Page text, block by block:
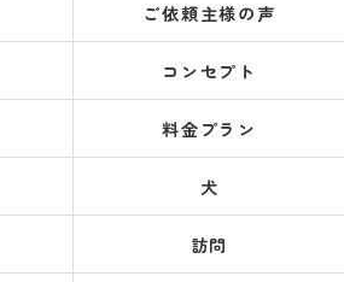
ご依頼主様の声
コンセプト
料金プラン
犬
訪問